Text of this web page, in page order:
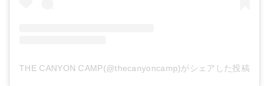
THE CANYON CAMP(@thecanyoncamp)がシェアした投稿